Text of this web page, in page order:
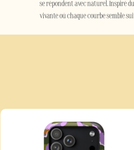
se répondent avec naturel. Inspiré
vivante où chaque courbe semble
d'absorber les chocs, de limiter les
quotidienne.